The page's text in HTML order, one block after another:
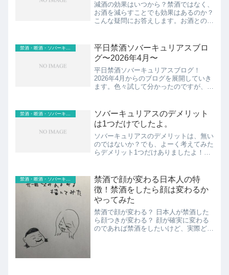
減酒の効果はいつから？禁酒ではなく、
お酒を減らすことでも効果はあるのか？
こんな疑問にお答えします。お酒との付
酒を一滴も飲まない両極端の2つの選択
肢。でも実は、この2つの...
平日禁酒ソバーキュリアスブロ
グ〜2026年4月〜
平日禁酒ソバーキュリアスブログ！
2026年4月からのブログを展開していき
ます。色々試して分かったのですが、禁
くは365日毎日8〜10時間睡眠ができて
います。すこぶる健康...
ソバーキュリアスのデメリット
は1つだけでしたよ。
ソバーキュリアスのデメリットは、無い
のではないか？でも、よーく考えてみた
らデメリット1つだけありましたよ！ぼ
い日だったりを行ったり来たりしていま
す。ソバーキュリアスは「...
禁酒・断酒・ソバーキュリアス
禁酒で顔が変わる日本人の特
徴！禁酒をしたら顔は変わるか
やってみた
禁酒で顔が変わる？ 日本人が禁酒した
ら顔つきが変わる？ 顔が確実に変わる
のであれば禁酒をしたいけど、実際どう